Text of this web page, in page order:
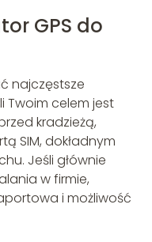
GPS do
najczęstsze
Twoim celem jest
kradzieżą,
SIM, dokładnym
Jeśli głównie
w firmie,
i możliwość